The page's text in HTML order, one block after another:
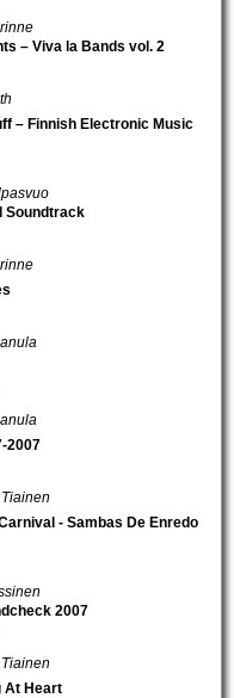
– Viva la Bands vol. 2
– Finnish Electronic Music
Soundtrack
2007
- Sambas De Enredo
2007
At Heart